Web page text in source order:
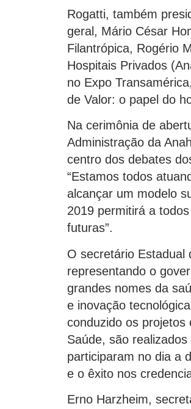
Rogatti, também
geral, Mário César
Filantrópica, Rogério
Hospitais Privados
no Expo
de Valor: o papel do
Na cerimônia de
Administração da
centro dos debates
“Estamos todos
alcançar um modelo
2019 permitirá a
futuras”.
O secretário Estadual
representando o
grandes nomes da
e inovação
conduzido os projetos
Saúde, são
participaram no dia a
e o êxito nos
Erno Harzheim,